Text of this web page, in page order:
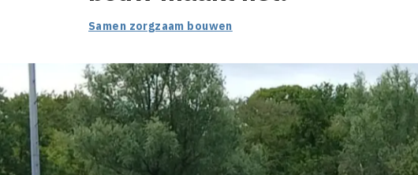
Samen zorgzaam bouwen